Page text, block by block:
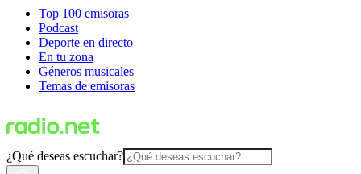
Top 100 emisoras
Podcast
Deporte en directo
En tu zona
Géneros musicales
Temas de emisoras
¿Qué deseas escuchar?